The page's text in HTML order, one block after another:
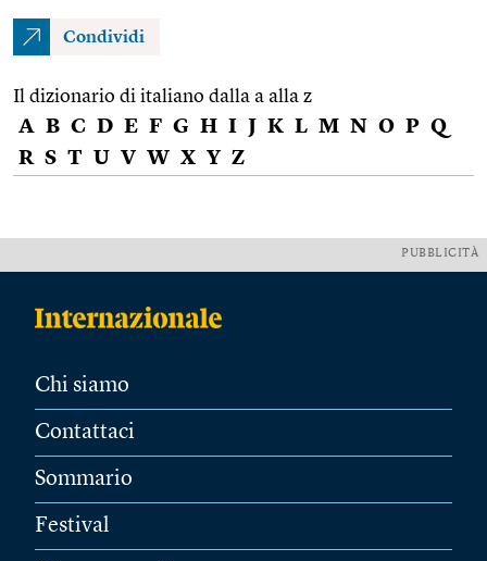
Condividi
Il dizionario di italiano dalla a alla z
A B C D E F G H I J K L M N O P Q
R S T U V W X Y Z
PUBBLICITÀ
Chi siamo
Contattaci
Sommario
Festival